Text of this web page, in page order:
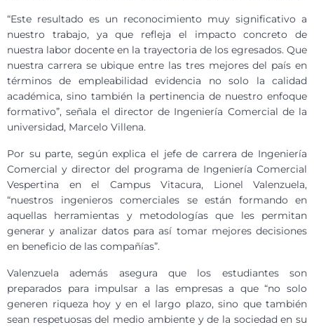
“Este resultado es un reconocimiento muy significativo a
nuestro trabajo, ya que refleja el impacto concreto de
nuestra labor docente en la trayectoria de los egresados. Que
nuestra carrera se ubique entre las tres mejores del país en
términos de empleabilidad evidencia no solo la calidad
académica, sino también la pertinencia de nuestro enfoque
formativo”, señala el director de Ingeniería Comercial de la
universidad, Marcelo Villena.
Por su parte, según explica el jefe de carrera de Ingeniería
Comercial y director del programa de Ingeniería Comercial
Vespertina en el Campus Vitacura, Lionel Valenzuela,
“nuestros ingenieros comerciales se están formando en
aquellas herramientas y metodologías que les permitan
generar y analizar datos para así tomar mejores decisiones
en beneficio de las compañías”.
Valenzuela además asegura que los estudiantes son
preparados para impulsar a las empresas a que “no solo
generen riqueza hoy y en el largo plazo, sino que también
sean respetuosas del medio ambiente y de la sociedad en su